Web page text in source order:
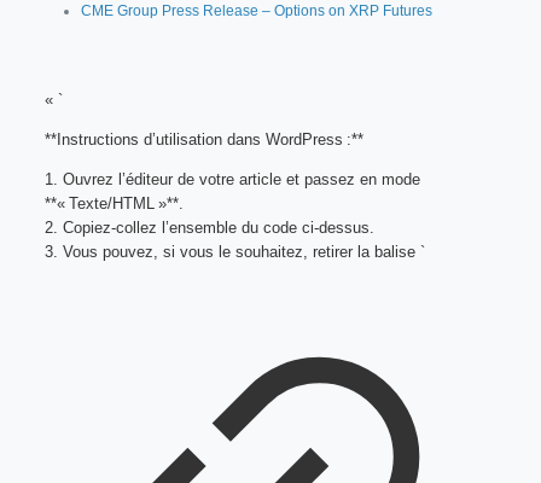
CME Group Press Release – Options on XRP Futures
« `
**Instructions d’utilisation dans WordPress :**
1. Ouvrez l’éditeur de votre article et passez en mode
**« Texte/HTML »**.
2. Copiez‑collez l’ensemble du code ci‑dessus.
3. Vous pouvez, si vous le souhaitez, retirer la balise `